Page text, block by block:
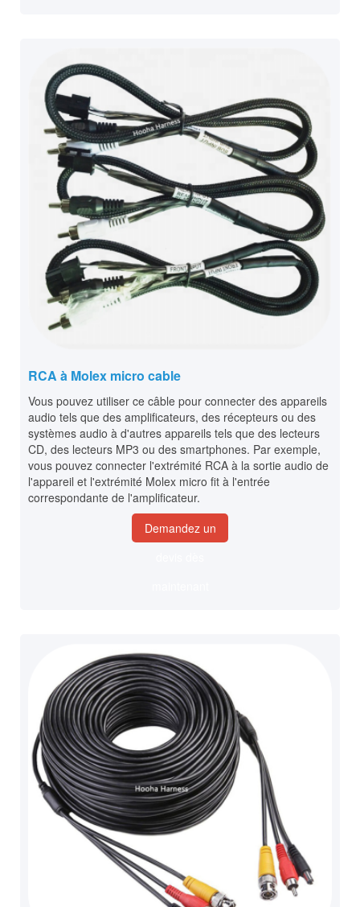
RCA à Molex micro cable
Vous pouvez utiliser ce câble pour connecter des appareils
audio tels que des amplificateurs, des récepteurs ou des
systèmes audio à d'autres appareils tels que des lecteurs
CD, des lecteurs MP3 ou des smartphones. Par exemple,
vous pouvez connecter l'extrémité RCA à la sortie audio de
l'appareil et l'extrémité Molex micro fit à l'entrée
correspondante de l'amplificateur.
Demandez un